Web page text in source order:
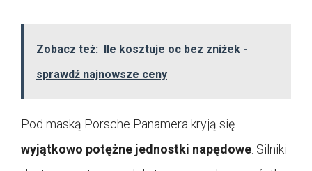
Zobacz też: Ile kosztuje oc bez zniżek -
sprawdź najnowsze ceny
Pod maską Porsche Panamera kryją się
wyjątkowo potężne jednostki napędowe . Silniki